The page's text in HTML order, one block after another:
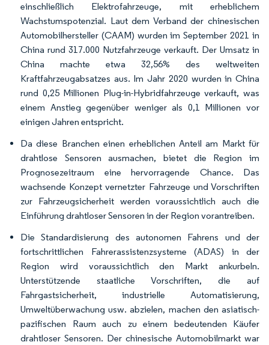
einschließlich Elektrofahrzeuge, mit erheblichem
Wachstumspotenzial. Laut dem Verband der chinesischen
Automobilhersteller (CAAM) wurden im September 2021 in
China rund 317.000 Nutzfahrzeuge verkauft. Der Umsatz in
China machte etwa 32,56% des weltweiten
Kraftfahrzeugabsatzes aus. Im Jahr 2020 wurden in China
rund 0,25 Millionen Plug-in-Hybridfahrzeuge verkauft, was
einem Anstieg gegenüber weniger als 0,1 Millionen vor
einigen Jahren entspricht. ​
Da diese Branchen einen erheblichen Anteil am Markt für
drahtlose Sensoren ausmachen, bietet die Region im
Prognosezeitraum eine hervorragende Chance. Das
wachsende Konzept vernetzter Fahrzeuge und Vorschriften
zur Fahrzeugsicherheit werden voraussichtlich auch die
Einführung drahtloser Sensoren in der Region vorantreiben. ​
Die Standardisierung des autonomen Fahrens und der
fortschrittlichen Fahrerassistenzsysteme (ADAS) in der
Region wird voraussichtlich den Markt ankurbeln.
Unterstützende staatliche Vorschriften, die auf
Fahrgastsicherheit, industrielle Automatisierung,
Umweltüberwachung usw. abzielen, machen den asiatisch-
pazifischen Raum auch zu einem bedeutenden Käufer
drahtloser Sensoren. Der chinesische Automobilmarkt war